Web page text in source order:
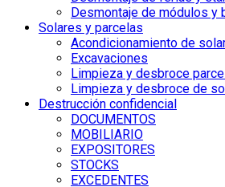
Desmontaje de módulos y
Solares y parcelas
Acondicionamiento de
Excavaciones
Limpieza y desbroce
Limpieza y desbroce de
Destrucción confidencial
DOCUMENTOS
MOBILIARIO
EXPOSITORES
STOCKS
EXCEDENTES